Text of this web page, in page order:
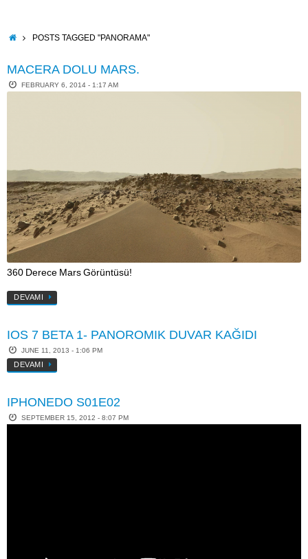
contentHOMEPOSTS TAGGED "PANORAMA"
MACERA DOLU MARS.
FEBRUARY 6, 2014 - 1:17 AM
360 Derece Mars Görüntüsü!
DEVAMI
IOS 7 BETA 1- PANOROMIK DUVAR KAĞIDI
JUNE 11, 2013 - 1:06 PM
DEVAMI
IPHONEDO S01E02
SEPTEMBER 15, 2012 - 8:07 PM